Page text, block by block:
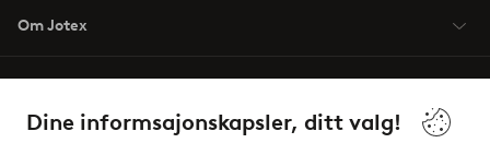
Dine informsajonskapsler, ditt valg!
Om Jotex